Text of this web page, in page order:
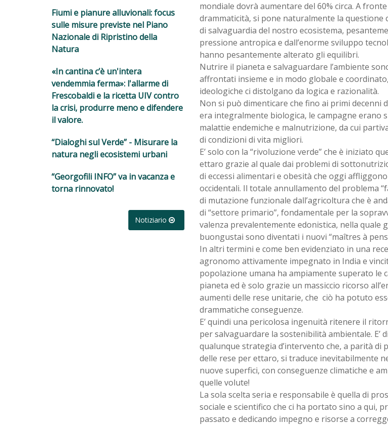
Fiumi e pianure alluvionali: focus
sulle misure previste nel Piano
Nazionale di Ripristino della
Natura
«In cantina c’è un'intera
vendemmia ferma»: l'allarme di
Frescobaldi e la ricetta UIV contro
la crisi, produrre meno e difendere
il valore.
“Dialoghi sul Verde” - Misurare la
natura negli ecosistemi urbani
“Georgofili INFO” va in vacanza e
torna rinnovato!
Notiziario
mondiale dovrà aumentare del 60% circa. A
drammaticità, si pone naturalmente la questione
di salvaguardia del nostro ecosistema,
pressione antropica e dall’enorme sviluppo
hanno pesantemente alterato gli equilibri.
Nutrire il pianeta e salvaguardare l’ambiente
affrontati insieme e in modo globale e
ideologiche ci distolgano da logica e razionalità.
Non si può dimenticare che fino ai primi decenni
era integralmente biologica, le campagne erano
malattie endemiche e malnutrizione, da cui
di condizioni di vita migliori.
E’ solo con la “rivoluzione verde” che è iniziato
ettaro grazie al quale dai problemi di
di eccessi alimentari e obesità che oggi
occidentali. Il totale annullamento del problema
di mutazione funzionale dall’agricoltura che è
di “settore primario”, fondamentale per la
valenza prevalentemente edonistica, nella quale
buongustai sono diventati i nuovi “maîtres à
In altri termini e come ben evidenziato in una
agronomo attivamente impegnato in India e
popolazione umana ha ampiamente superato le
pianeta ed è solo grazie un massiccio ricorso
aumenti delle rese unitarie, che ciò ha potuto
drammatiche conseguenze.
E’ quindi una pericolosa ingenuità ritenere il
per salvaguardare la sostenibilità ambientale. E’
qualunque strategia d’intervento che, a parità
delle rese per ettaro, si traduce inevitabilmente
nuove superfici, con conseguenze climatiche e
quelle volute!
La sola scelta seria e responsabile è quella di
sociale e scientifico che ci ha portato sino a qui,
passato e dedicando impegno e risorse a